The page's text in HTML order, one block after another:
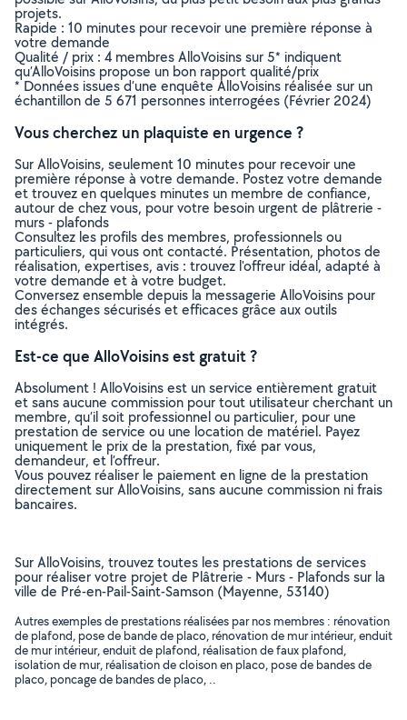
projets.
Rapide : 10 minutes pour recevoir une première réponse à
votre demande
Qualité / prix : 4 membres AlloVoisins sur 5* indiquent
qu’AlloVoisins propose un bon rapport qualité/prix
* Données issues d’une enquête AlloVoisins réalisée sur un
échantillon de 5 671 personnes interrogées (Février 2024)
Vous cherchez un plaquiste en urgence ?
Sur AlloVoisins, seulement 10 minutes pour recevoir une
première réponse à votre demande. Postez votre demande
et trouvez en quelques minutes un membre de confiance,
autour de chez vous, pour votre besoin urgent de plâtrerie -
murs - plafonds
Consultez les profils des membres, professionnels ou
particuliers, qui vous ont contacté. Présentation, photos de
réalisation, expertises, avis : trouvez l'offreur idéal, adapté à
votre demande et à votre budget.
Conversez ensemble depuis la messagerie AlloVoisins pour
des échanges sécurisés et efficaces grâce aux outils
intégrés.
Est-ce que AlloVoisins est gratuit ?
Absolument ! AlloVoisins est un service entièrement gratuit
et sans aucune commission pour tout utilisateur cherchant un
membre, qu’il soit professionnel ou particulier, pour une
prestation de service ou une location de matériel. Payez
uniquement le prix de la prestation, fixé par vous,
demandeur, et l’offreur.
Vous pouvez réaliser le paiement en ligne de la prestation
directement sur AlloVoisins, sans aucune commission ni frais
bancaires.
Sur AlloVoisins, trouvez toutes les prestations de services
pour réaliser votre projet de Plâtrerie - Murs - Plafonds sur la
ville de Pré-en-Pail-Saint-Samson (Mayenne, 53140)
Autres exemples de prestations réalisées par nos membres : rénovation
de plafond, pose de bande de placo, rénovation de mur intérieur, enduit
de mur intérieur, enduit de plafond, réalisation de faux plafond,
isolation de mur, réalisation de cloison en placo, pose de bandes de
placo, poncage de bandes de placo, ..